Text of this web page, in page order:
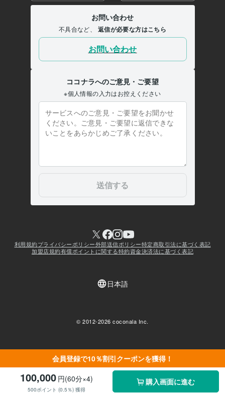
会員登録で10％割引クーポンを獲得！
100,000 円(60分×4)
500ポイント (0.5％) 獲得
購入画面に進む